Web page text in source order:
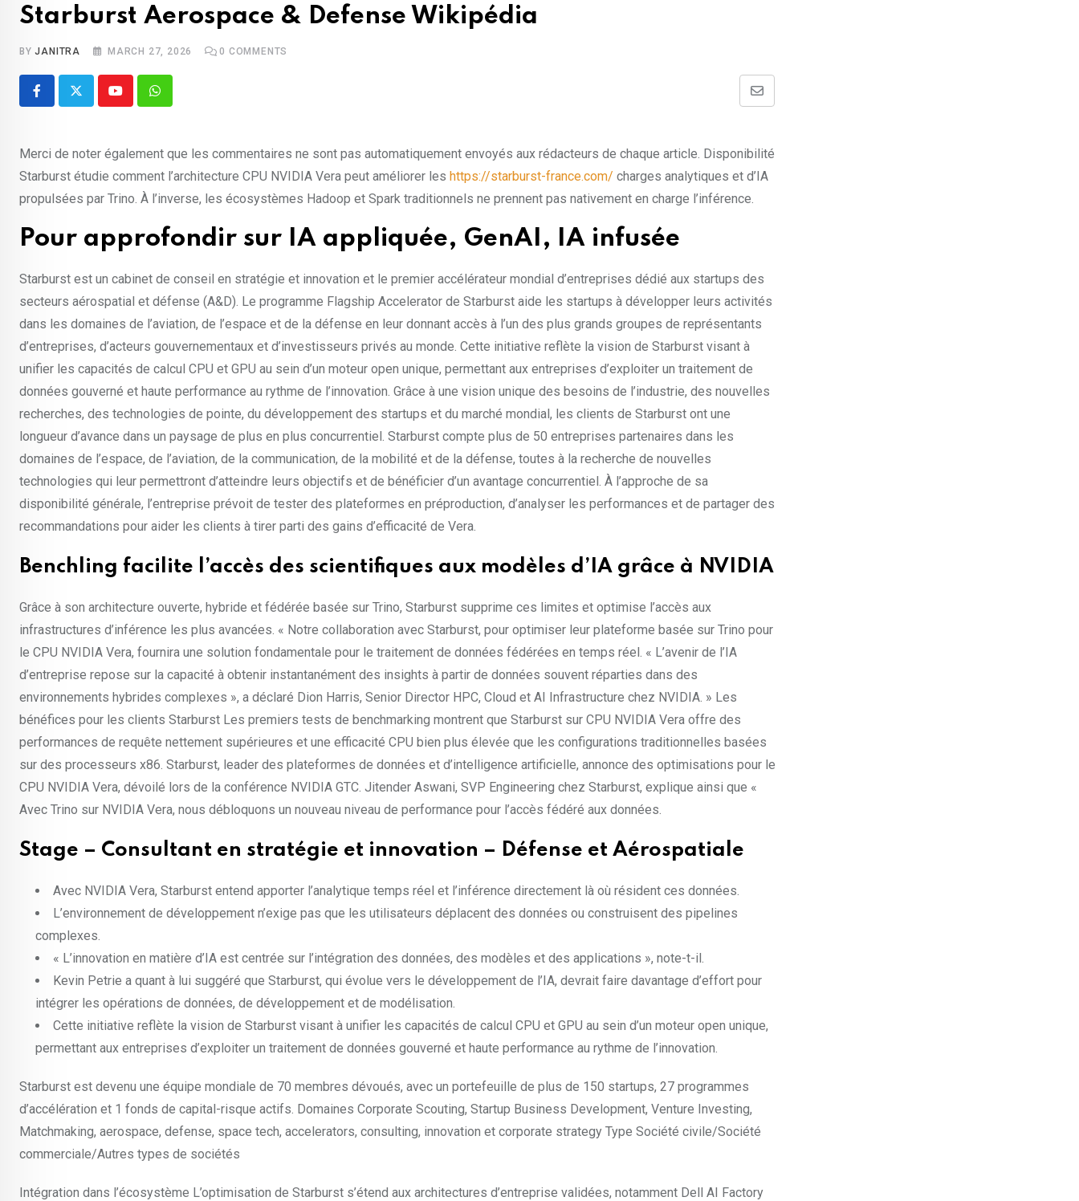
Starburst Aerospace & Defense Wikipédia
BYJANITRA MARCH 27, 2026 0 COMMENTS
YoutubeWhatsapp
Share
Email
Merci de noter également que les commentaires ne sont pas automatiquement envoyés aux rédacteurs de chaque article. Disponibilité
Starburst étudie comment l’architecture CPU NVIDIA Vera peut améliorer les https://starburst-france.com/ charges analytiques et d’IA
propulsées par Trino. À l’inverse, les écosystèmes Hadoop et Spark traditionnels ne prennent pas nativement en charge l’inférence.
Pour approfondir sur IA appliquée, GenAI, IA infusée
Starburst est un cabinet de conseil en stratégie et innovation et le premier accélérateur mondial d’entreprises dédié aux startups des
secteurs aérospatial et défense (A&D). Le programme Flagship Accelerator de Starburst aide les startups à développer leurs activités
dans les domaines de l’aviation, de l’espace et de la défense en leur donnant accès à l’un des plus grands groupes de représentants
d’entreprises, d’acteurs gouvernementaux et d’investisseurs privés au monde. Cette initiative reflète la vision de Starburst visant à
unifier les capacités de calcul CPU et GPU au sein d’un moteur open unique, permettant aux entreprises d’exploiter un traitement de
données gouverné et haute performance au rythme de l’innovation. Grâce à une vision unique des besoins de l’industrie, des nouvelles
recherches, des technologies de pointe, du développement des startups et du marché mondial, les clients de Starburst ont une
longueur d’avance dans un paysage de plus en plus concurrentiel. Starburst compte plus de 50 entreprises partenaires dans les
domaines de l’espace, de l’aviation, de la communication, de la mobilité et de la défense, toutes à la recherche de nouvelles
technologies qui leur permettront d’atteindre leurs objectifs et de bénéficier d’un avantage concurrentiel. À l’approche de sa
disponibilité générale, l’entreprise prévoit de tester des plateformes en préproduction, d’analyser les performances et de partager des
recommandations pour aider les clients à tirer parti des gains d’efficacité de Vera.
Benchling facilite l’accès des scientifiques aux modèles d’IA grâce à NVIDIA
Grâce à son architecture ouverte, hybride et fédérée basée sur Trino, Starburst supprime ces limites et optimise l’accès aux
infrastructures d’inférence les plus avancées. « Notre collaboration avec Starburst, pour optimiser leur plateforme basée sur Trino pour
le CPU NVIDIA Vera, fournira une solution fondamentale pour le traitement de données fédérées en temps réel. « L’avenir de l’IA
d’entreprise repose sur la capacité à obtenir instantanément des insights à partir de données souvent réparties dans des
environnements hybrides complexes », a déclaré Dion Harris, Senior Director HPC, Cloud et AI Infrastructure chez NVIDIA. » Les
bénéfices pour les clients Starburst Les premiers tests de benchmarking montrent que Starburst sur CPU NVIDIA Vera offre des
performances de requête nettement supérieures et une efficacité CPU bien plus élevée que les configurations traditionnelles basées
sur des processeurs x86. Starburst, leader des plateformes de données et d’intelligence artificielle, annonce des optimisations pour le
CPU NVIDIA Vera, dévoilé lors de la conférence NVIDIA GTC. Jitender Aswani, SVP Engineering chez Starburst, explique ainsi que «
Avec Trino sur NVIDIA Vera, nous débloquons un nouveau niveau de performance pour l’accès fédéré aux données.
Stage – Consultant en stratégie et innovation – Défense et Aérospatiale
Avec NVIDIA Vera, Starburst entend apporter l’analytique temps réel et l’inférence directement là où résident ces données.
L’environnement de développement n’exige pas que les utilisateurs déplacent des données ou construisent des pipelines
complexes.
« L’innovation en matière d’IA est centrée sur l’intégration des données, des modèles et des applications », note-t-il.
Kevin Petrie a quant à lui suggéré que Starburst, qui évolue vers le développement de l’IA, devrait faire davantage d’effort pour
intégrer les opérations de données, de développement et de modélisation.
Cette initiative reflète la vision de Starburst visant à unifier les capacités de calcul CPU et GPU au sein d’un moteur open unique,
permettant aux entreprises d’exploiter un traitement de données gouverné et haute performance au rythme de l’innovation.
Starburst est devenu une équipe mondiale de 70 membres dévoués, avec un portefeuille de plus de 150 startups, 27 programmes
d’accélération et 1 fonds de capital-risque actifs. Domaines Corporate Scouting, Startup Business Development, Venture Investing,
Matchmaking, aerospace, defense, space tech, accelerators, consulting, innovation et corporate strategy Type Société civile/Société
commerciale/Autres types de sociétés
Intégration dans l’écosystème L’optimisation de Starburst s’étend aux architectures d’entreprise validées, notamment Dell AI Factory